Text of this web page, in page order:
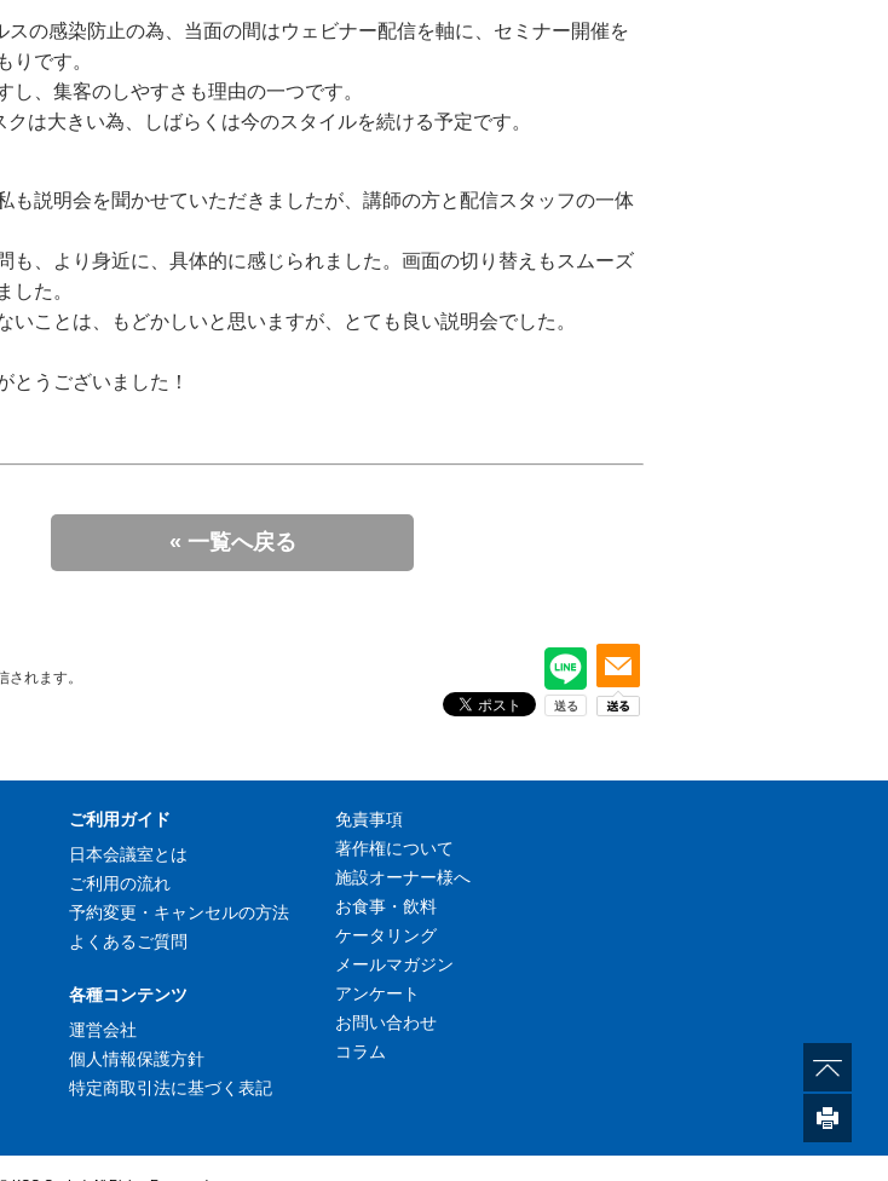
スの感染防止の為、当面の間はウェビナー配信を軸に、セミナー開催を
りです。
し、集客のしやすさも理由の一つです。
は大きい為、しばらくは今のスタイルを続ける予定です。
も説明会を聞かせていただきましたが、講師の方と配信スタッフの一体
も、より身近に、具体的に感じられました。画面の切り替えもスムーズ
した。
いことは、もどかしいと思いますが、とても良い説明会でした。
とうございました！
« 一覧へ戻る
れます。
ご利用ガイド
日本会議室とは
ご利用の流れ
予約変更・キャンセルの方法
よくあるご質問
各種コンテンツ
運営会社
個人情報保護方針
特定商取引法に基づく表記
免責事項
著作権について
施設オーナー様へ
お食事・飲料
ケータリング
メールマガジン
アンケート
お問い合わせ
コラム